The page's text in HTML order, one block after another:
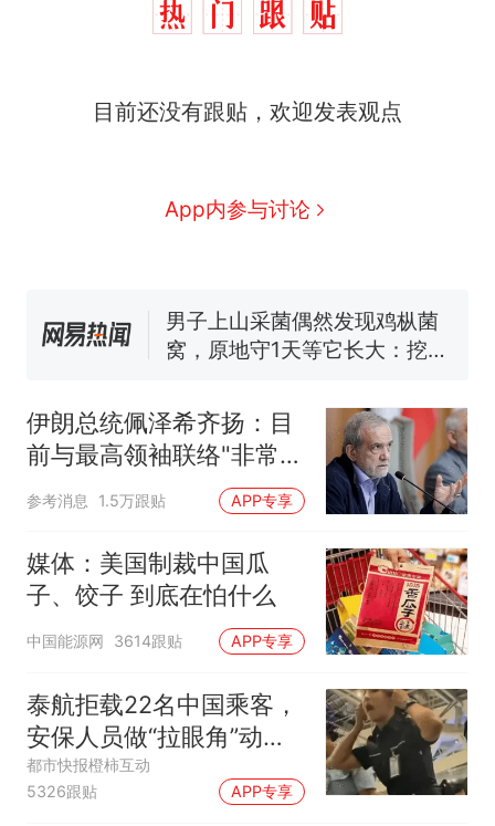
目前还没有跟贴，欢迎发表观点
App内参与讨论
新 那个在床头放菜刀的女孩，
协会回应
男子上山采菌偶然发现鸡枞菌
窝，原地守1天等它长大：挖了
回大海 目击者直呼震惊 （视频
来源：参考消息）
笔试第一被第二名传话劝弃考
官方通报
制裁瓜子饺子，美国怕什
伊朗总统佩泽希齐扬：目
前与最高领袖联络"非常困
难"
参考消息 1.5万跟贴 APP专享
媒体：美国制裁中国瓜
子、饺子 到底在怕什么
中国能源网 3614跟贴 APP专享
泰航拒载22名中国乘客，
安保人员做“拉眼角”动
作，泰国机场最新回应：
拒绝登机决定由航司作
都市快报橙柿互动
5326跟贴
APP专享